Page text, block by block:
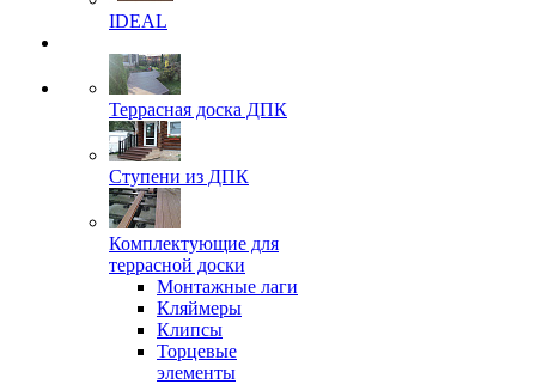
IDEAL
Террасная доска ДПК
Ступени из ДПК
Комплектующие для
террасной доски
Монтажные лаги
Кляймеры
Клипсы
Торцевые
элементы